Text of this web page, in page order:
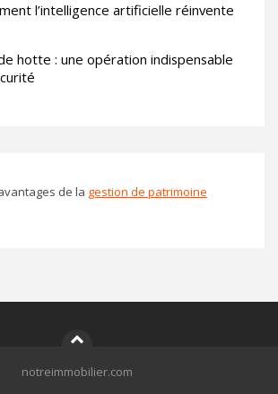
l’intelligence artificielle réinvente
hotte : une opération indispensable
de la gestion de patrimoine
notreimmobilier.com